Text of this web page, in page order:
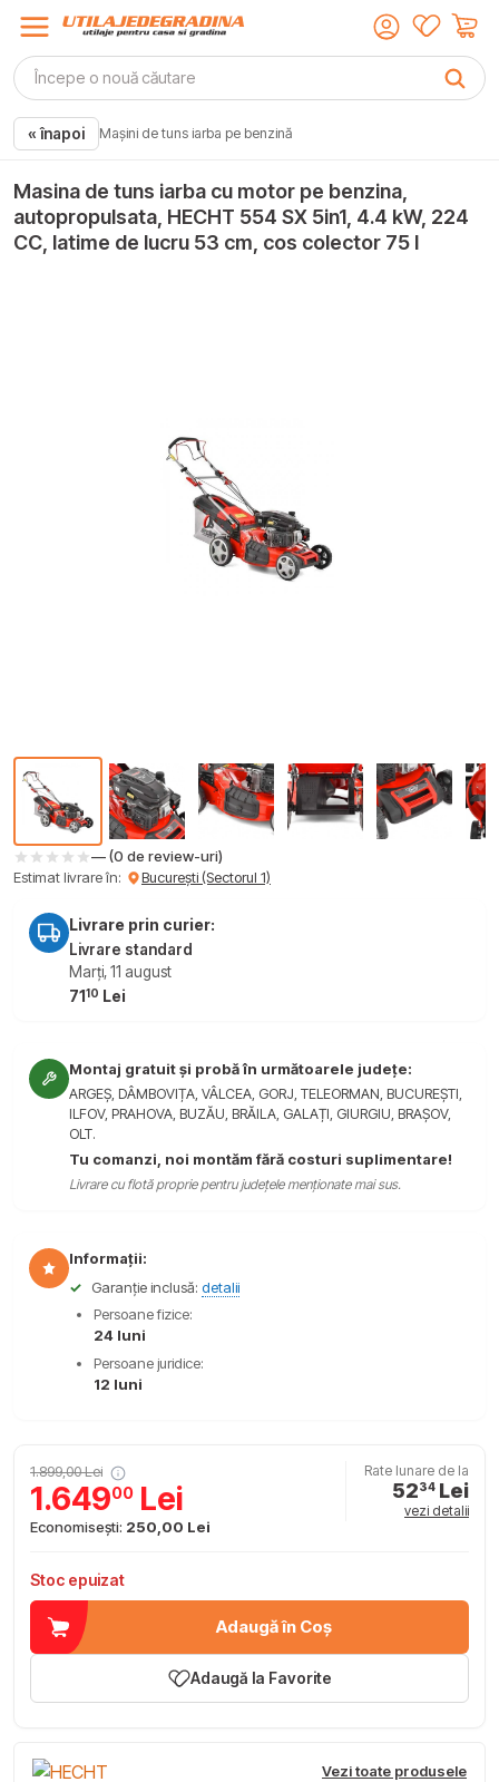
« înapoi Mașini de tuns iarba pe benzină
Masina de tuns iarba cu motor pe benzina,
autopropulsata, HECHT 554 SX 5in1, 4.4 kW, 224
CC, latime de lucru 53 cm, cos colector 75 l
— (0 de review-uri)
Estimat livrare în:
București (Sectorul 1)
Livrare prin curier:
Livrare standard
Marți, 11 august
71 10 Lei
Montaj gratuit și probă în următoarele județe:
ARGEȘ, DÂMBOVIȚA, VÂLCEA, GORJ, TELEORMAN, BUCUREȘTI,
ILFOV, PRAHOVA, BUZĂU, BRĂILA, GALAȚI, GIURGIU, BRAȘOV,
OLT.
Tu comanzi, noi montăm fără costuri suplimentare!
Livrare cu flotă proprie pentru județele menționate mai sus.
Informații:
✓
Garanție inclusă: detalii
Persoane fizice:
24 luni
Persoane juridice:
12 luni
1.899,00 Lei
1.64900 Lei
Economisești: 250,00 Lei
Rate lunare de la
5234 Lei
vezi detalii
Stoc epuizat
Adaugă în Coș
Adaugă la Favorite
Vezi toate produsele